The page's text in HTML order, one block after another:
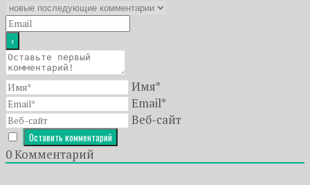
Имя*
Email*
Веб-сайт
0Комментарий